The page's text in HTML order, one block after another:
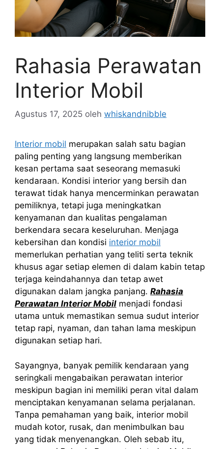
Rahasia Perawatan
Interior Mobil
Agustus 17, 2025 oleh whiskandnibble
Interior mobil merupakan salah satu bagian
paling penting yang langsung memberikan
kesan pertama saat seseorang memasuki
kendaraan. Kondisi interior yang bersih dan
terawat tidak hanya mencerminkan perawatan
pemiliknya, tetapi juga meningkatkan
kenyamanan dan kualitas pengalaman
berkendara secara keseluruhan. Menjaga
kebersihan dan kondisi interior mobil
memerlukan perhatian yang teliti serta teknik
khusus agar setiap elemen di dalam kabin tetap
terjaga keindahannya dan tetap awet
digunakan dalam jangka panjang. Rahasia
Perawatan Interior Mobil menjadi fondasi
utama untuk memastikan semua sudut interior
tetap rapi, nyaman, dan tahan lama meskipun
digunakan setiap hari.
Sayangnya, banyak pemilik kendaraan yang
seringkali mengabaikan perawatan interior
meskipun bagian ini memiliki peran vital dalam
menciptakan kenyamanan selama perjalanan.
Tanpa pemahaman yang baik, interior mobil
mudah kotor, rusak, dan menimbulkan bau
yang tidak menyenangkan. Oleh sebab itu,